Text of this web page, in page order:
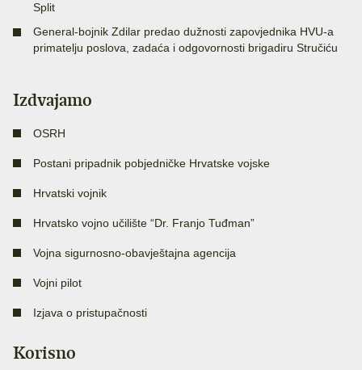
Split
General-bojnik Zdilar predao dužnosti zapovjednika HVU-a
primatelju poslova, zadaća i odgovornosti brigadiru Stručiću
Izdvajamo
OSRH
Postani pripadnik pobjedničke Hrvatske vojske
Hrvatski vojnik
Hrvatsko vojno učilište “Dr. Franjo Tuđman”
Vojna sigurnosno-obavještajna agencija
Vojni pilot
Izjava o pristupačnosti
Korisno